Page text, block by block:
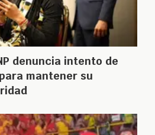
denuncia intento de
mantener su